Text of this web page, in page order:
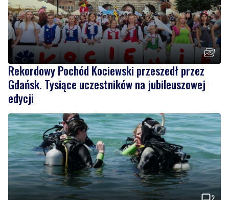
Rekordowy Pochód Kociewski przeszedł przez
Gdańsk. Tysiące uczestników na jubileuszowej
edycji
2